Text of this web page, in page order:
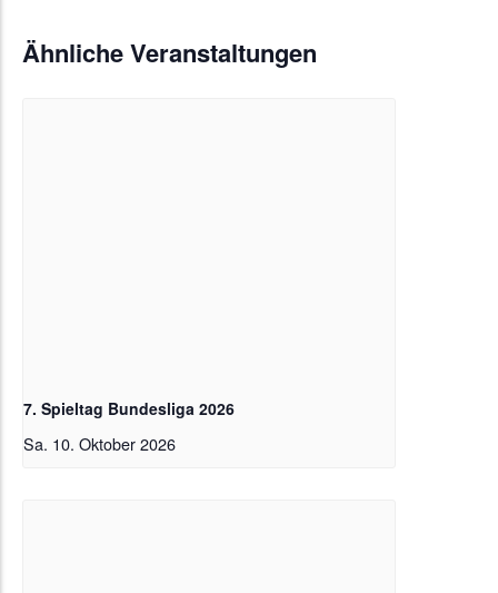
Ähnliche Veranstaltungen
7. Spieltag Bundesliga 2026
Sa. 10. Oktober 2026